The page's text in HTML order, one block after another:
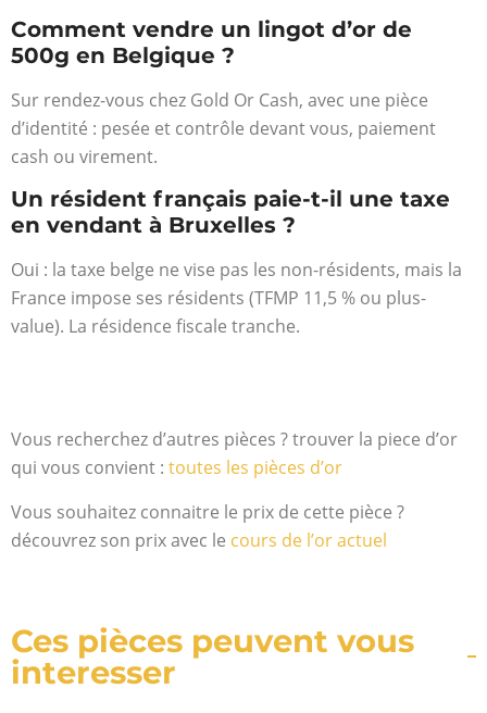
Comment vendre un lingot d’or de
500g en Belgique ?
Sur rendez-vous chez Gold Or Cash, avec une pièce
d’identité : pesée et contrôle devant vous, paiement
cash ou virement.
Un résident français paie-t-il une taxe
en vendant à Bruxelles ?
Oui : la taxe belge ne vise pas les non-résidents, mais la
France impose ses résidents (TFMP 11,5 % ou plus-
value). La résidence fiscale tranche.
Vous recherchez d’autres pièces ? trouver la piece d’or
qui vous convient : toutes les pièces d’or
Vous souhaitez connaitre le prix de cette pièce ?
découvrez son prix avec le cours de l’or actuel
Ces pièces peuvent vous
interesser